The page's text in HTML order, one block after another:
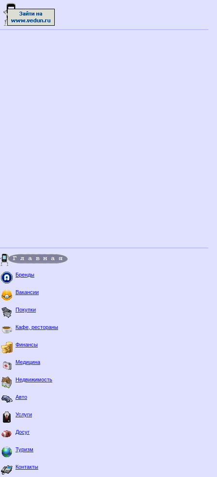
Бренды
Вакансии
Покупки
Кафе, рестораны
Финансы
Медицина
Недвижимость
Авто
Услуги
Досуг
Туризм
Контакты